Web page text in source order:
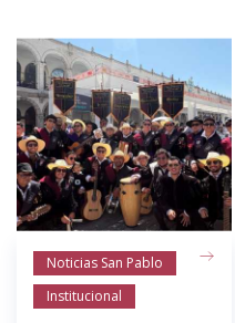
Noticias San Pablo
Institucional